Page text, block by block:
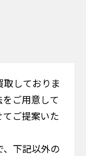
しておりま
ご用意して
ご提案いた
、下記以外の